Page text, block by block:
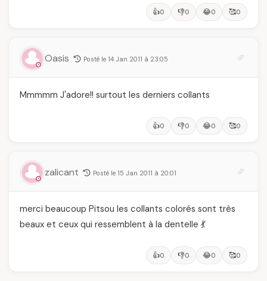
👍0 👎0 😂0 🥰0
Oasis Posté le 14 Jan 2011 à 23:05
Mmmmm J'adore!! surtout les derniers collants
👍0 👎0 😂0 🥰0
zalicant Posté le 15 Jan 2011 à 20:01
merci beaucoup Pitsou les collants colorés sont très
beaux et ceux qui ressemblent à la dentelle 💃
👍0 👎0 😂0 🥰0